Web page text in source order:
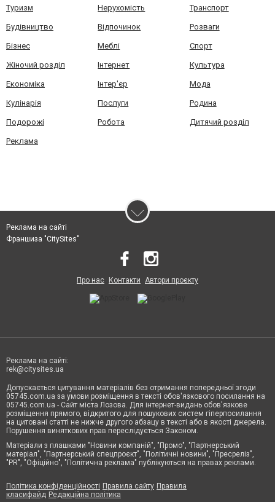
Туризм Нерухомість Транспорт
Будівництво Відпочинок Розваги
Бізнес Меблі Спорт
Жіночий розділ Інтернет Культура
Економіка Інтер'єр Мода
Кулінарія Послуги Родина
Подорожі Робота Дитячий розділ
Реклама
Реклама на сайті
Франшиза "CitySites"
Про нас Контакти Автори проєкту
Реклама на сайті:
rek@citysites.ua
Допускається цитування матеріалів без отримання попередньої згоди
05745.com.ua за умови розміщення в тексті обов'язкового посилання на
05745.com.ua - Сайт міста Лозова. Для інтернет-видань обов'язкове
розміщення прямого, відкритого для пошукових систем гіперпосилання
на цитовані статті не нижче другого абзацу в тексті або в якості джерела.
Порушення виняткових прав переслідується Законом.
Матеріали з плашками "Новини компаній", "Промо", "Партнерський
матеріал", "Партнерський спецпроєкт", "Політичні новини", "Пресреліз",
"PR", "Офіційно", "Політична реклама" публікуються на правах реклами.
Політика конфіденційності Правила сайту Правила
класифайд Редакційна політика